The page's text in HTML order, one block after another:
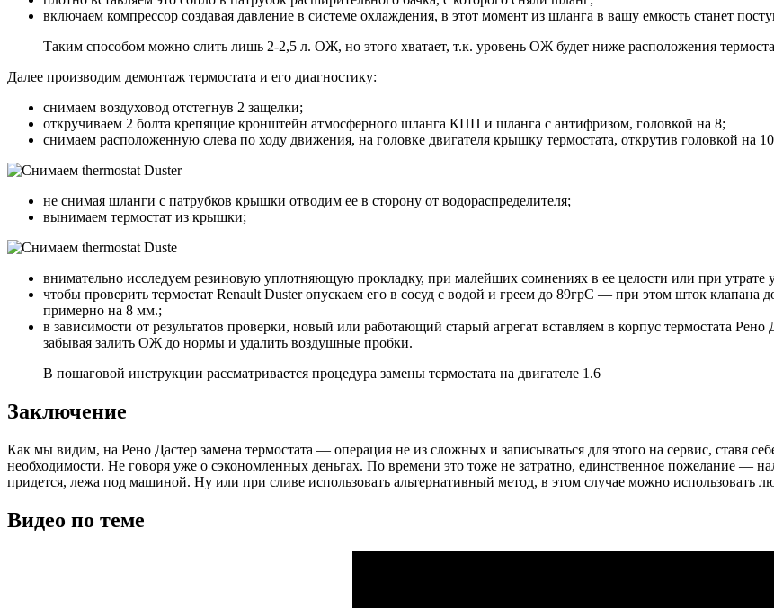
включаем компрессор создавая давление в системе охлаждения, в этот момент из шланга в вашу емкость станет
Таким способом можно слить лишь 2-2,5 л. ОЖ, но этого хватает, т.к. уровень ОЖ будет ниже расположения
Далее производим демонтаж термостата и его диагностику:
снимаем воздуховод отстегнув 2 защелки;
откручиваем 2 болта крепящие кронштейн атмосферного шланга КПП и шланга с антифризом, головкой на 8;
снимаем расположенную слева по ходу движения, на головке двигателя крышку термостата, открутив головкой на
не снимая шланги с патрубков крышки отводим ее в сторону от водораспределителя;
вынимаем термостат из крышки;
внимательно исследуем резиновую уплотняющую прокладку, при малейших сомнениях в ее целости или при утрате
чтобы проверить термостат Renault Duster опускаем его в сосуд с водой и греем до 89грС — при этом шток клапана
примерно на 8 мм.;
в зависимости от результатов проверки, новый или работающий старый агрегат вставляем в корпус термостата
забывая залить ОЖ до нормы и удалить воздушные пробки.
В пошаговой инструкции рассматривается процедура замены термостата на двигателе 1.6
Заключение
Как мы видим, на Рено Дастер замена термостата — операция не из сложных и записываться для этого на сервис, ставя
необходимости. Не говоря уже о сэкономленных деньгах. По времени это тоже не затратно, единственное пожелание —
придется, лежа под машиной. Ну или при сливе использовать альтернативный метод, в этом случае можно использовать
Видео по теме